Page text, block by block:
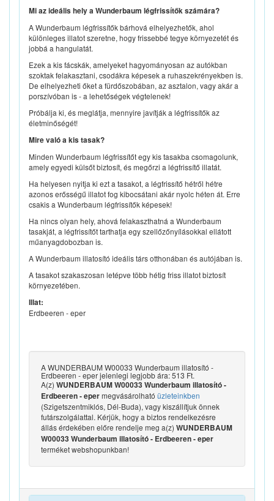
Mi az ideális hely a Wunderbaum légfrissítők számára?
A Wunderbaum légfrissítők bárhová elhelyezhetők, ahol
különleges illatot szeretne, hogy frissebbé tegye környezetét és
jobbá a hangulatát.
Ezek a kis fácskák, amelyeket hagyományosan az autókban
szoktak felakasztani, csodákra képesek a ruhaszekrényekben is.
De elhelyezheti őket a fürdőszobában, az asztalon, vagy akár a
porszívóban is - a lehetőségek végtelenek!
Próbálja ki, és meglátja, mennyire javítják a légfrissítők az
életminőségét!
Mire való a kis tasak?
Minden Wunderbaum légfrissítőt egy kis tasakba csomagolunk,
amely egyedi külsőt biztosít, és megőrzi a légfrissítő illatát.
Ha helyesen nyitja ki ezt a tasakot, a légfrissítő hétről hétre
azonos erősségű illatot fog kibocsátani akár nyolc héten át. Erre
csakis a Wunderbaum légfrissítők képesek!
Ha nincs olyan hely, ahová felakaszthatná a Wunderbaum
tasakját, a légfrissítőt tarthatja egy szellőzőnyílásokkal ellátott
műanyagdobozban is.
A Wunderbaum illatosító ideális társ otthonában és autójában is.
A tasakot szakaszosan letépve több hétig friss illatot biztosít
környezetében.
Illat:
Erdbeeren - eper
A WUNDERBAUM W00033 Wunderbaum illatosító -
Erdbeeren - eper jelenlegi legjobb ára: 513 Ft.
A(z) WUNDERBAUM W00033 Wunderbaum illatosító -
Erdbeeren - epermegvásárolható üzleteinkben
(Szigetszentmiklós, Dél-Buda), vagy kiszállítjuk önnek
futárszolgálattal. Kérjük, hogy a biztos rendelkezésre
állás érdekében előre rendelje meg a(z) WUNDERBAUM
W00033 Wunderbaum illatosító - Erdbeeren - eper
terméket webshopunkban!